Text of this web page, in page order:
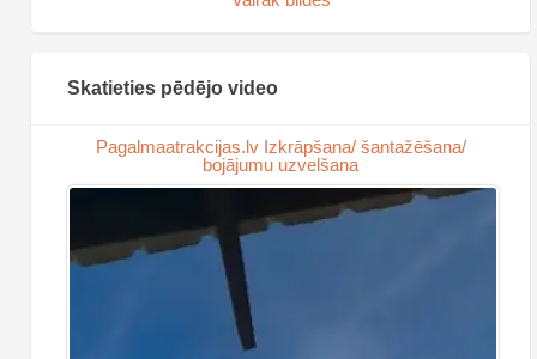
Skatieties pēdējo video
Pagalmaatrakcijas.lv Izkrāpšana/ šantažēšana/
bojājumu uzvelšana